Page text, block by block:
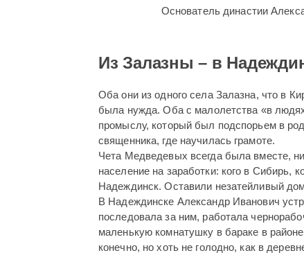
Основатель династии
Из Залазны – в
Оба они из одного села Залазна, что в
была нужда. Оба с малолетства «в
промыслу, который был подспорьем в
священника, где научилась грамоте.
Чета Медведевых всегда была вместе,
население на заработки: кого в Сибирь,
Надеждинск. Оставили незатейливый
В Надеждинске Александр Иванович
последовала за ним, работала
маленькую комнатушку в бараке в
конечно, но хоть не голодно, как в